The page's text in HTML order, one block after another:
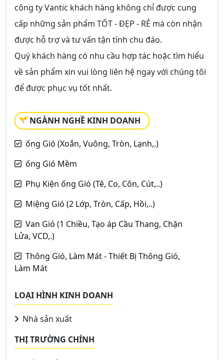
công ty Vantic khách hàng không chỉ được cung
cấp những sản phẩm TỐT - ĐẸP - RẺ mà còn nhận
được hỗ trợ và tư vấn tận tình chu đáo.
Quý khách hàng có nhu cầu hợp tác hoặc tìm hiểu
về sản phẩm xin vui lòng liên hệ ngay với chúng tôi
để được phục vụ tốt nhất.
NGÀNH NGHỀ KINH DOANH
ống Gió (Xoắn, Vuông, Tròn, Lạnh,.)
ống Gió Mềm
Phụ Kiện ống Gió (Tê, Co, Côn, Cút,..)
Miệng Gió (2 Lớp, Tròn, Cấp, Hồi,..)
Van Gió (1 Chiều, Tạo áp Cầu Thang, Chặn
Lửa, VCD,.)
Thông Gió, Làm Mát - Thiết Bị Thông Gió,
Làm Mát
LOẠI HÌNH KINH DOANH
Nhà sản xuất
THỊ TRƯỜNG CHÍNH